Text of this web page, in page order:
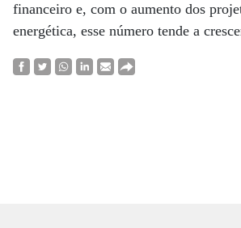
financeiro e, com o aumento dos
energética, esse número tende a